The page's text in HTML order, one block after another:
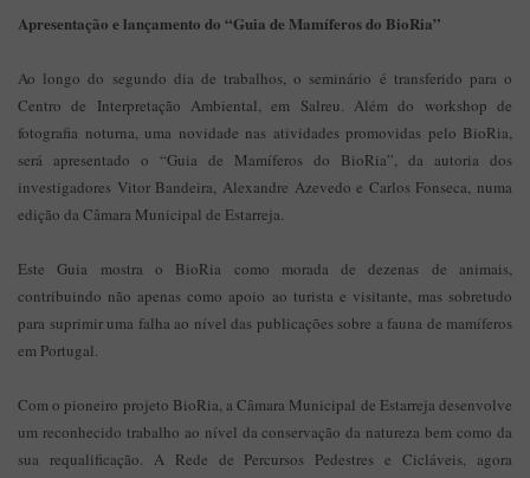
Apresentação e lançamento do “Guia de Mamíferos do BioRia”
Ao longo do segundo dia de trabalhos, o seminário é transferido para o
Centro de Interpretação Ambiental, em Salreu. Além do workshop de
fotografia noturna, uma novidade nas atividades promovidas pelo BioRia,
será apresentado o “Guia de Mamíferos do BioRia”, da autoria dos
investigadores Vitor Bandeira, Alexandre Azevedo e Carlos Fonseca, numa
edição da Câmara Municipal de Estarreja.
Este Guia mostra o BioRia como morada de dezenas de animais,
contribuindo não apenas como apoio ao turista e visitante, mas sobretudo
para suprimir uma falha ao nível das publicações sobre a fauna de mamíferos
em Portugal.
Com o pioneiro projeto BioRia, a Câmara Municipal de Estarreja desenvolve
um reconhecido trabalho ao nível da conservação da natureza bem como da
sua requalificação. A Rede de Percursos Pedestres e Cicláveis, agora